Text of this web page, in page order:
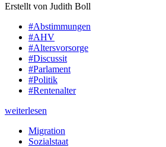
Erstellt von Judith Boll
#Abstimmungen
#AHV
#Altersvorsorge
#Discussit
#Parlament
#Politik
#Rentenalter
weiterlesen
Migration
Sozialstaat